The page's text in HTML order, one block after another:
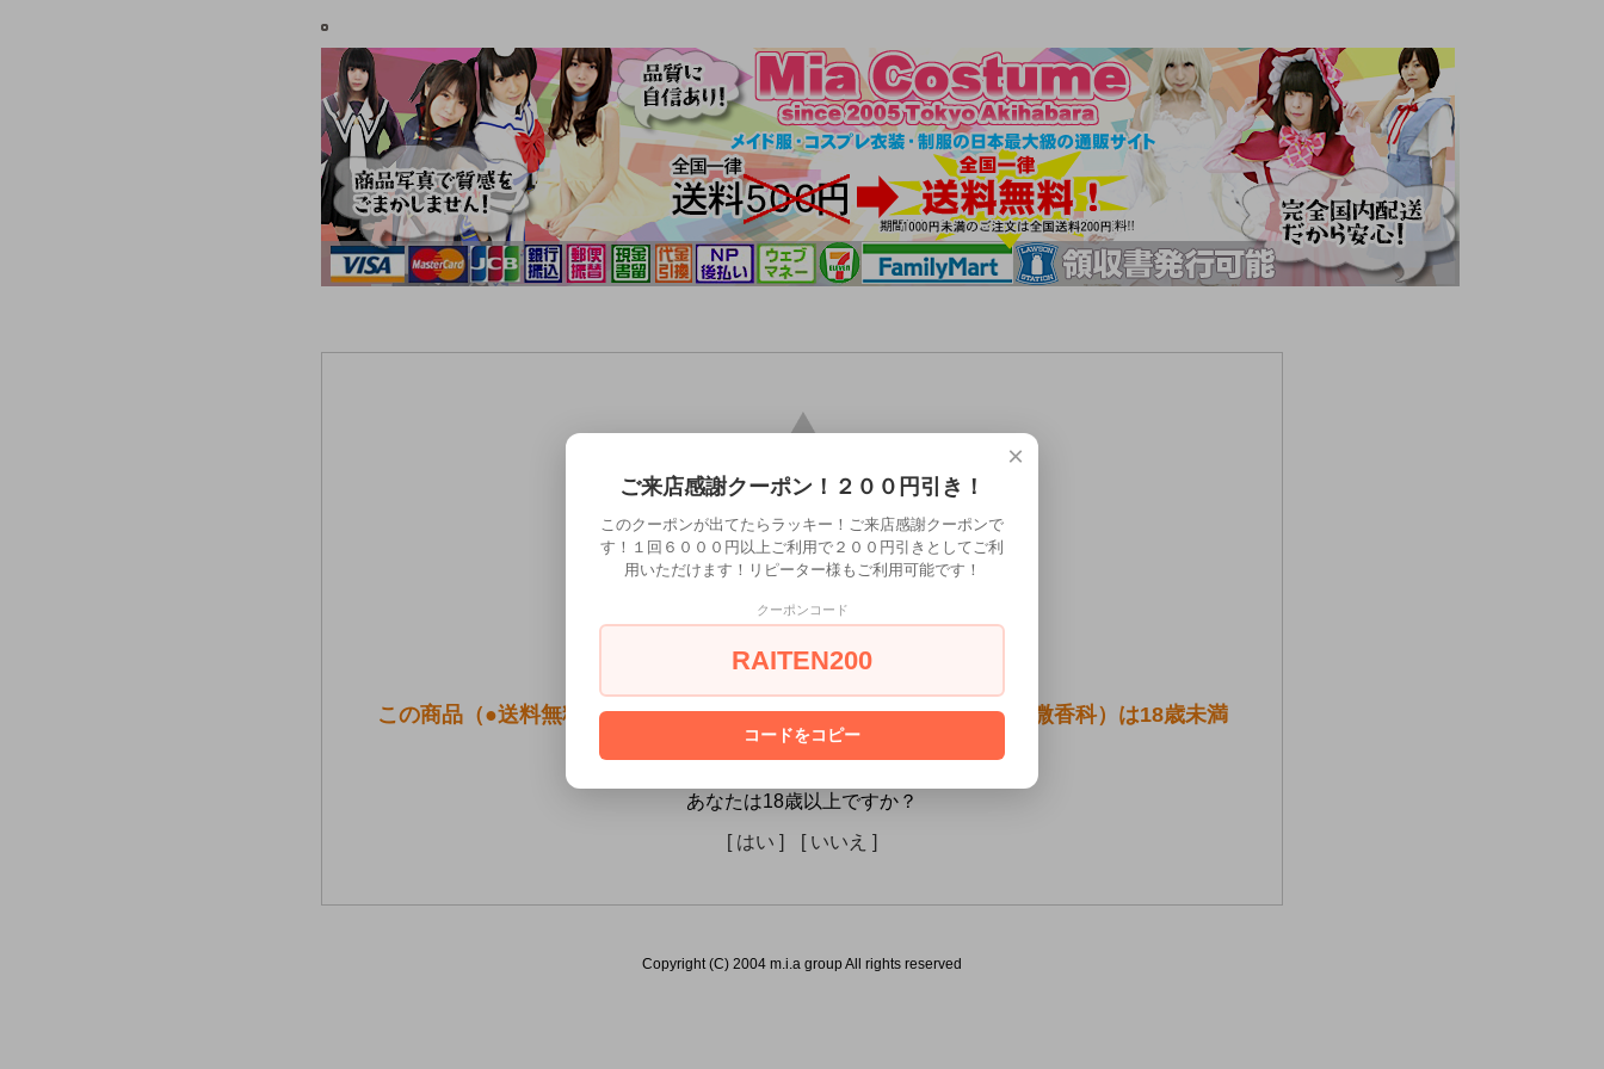
この商品（●送料無料●フェロモンスプレー スーパースターグリーン微香科）は18歳未満
の方には販売できません。
あなたは18歳以上ですか？
[ はい ]
[ いいえ ]
Copyright (C) 2004 m.i.a group All rights reserved
×
ご来店感謝クーポン！２００円引き！
このクーポンが出てたらラッキー！ご来店感謝クーポンで
す！１回６０００円以上ご利用で２００円引きとしてご利
用いただけます！リピーター様もご利用可能です！
クーポンコード
RAITEN200
コードをコピー